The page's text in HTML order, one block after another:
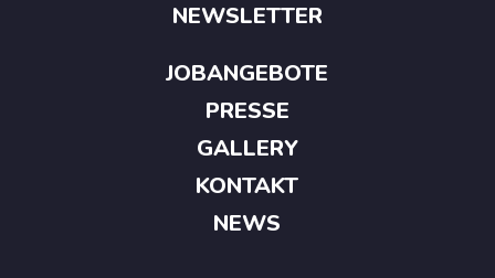
NEWSLETTER
JOBANGEBOTE
PRESSE
GALLERY
KONTAKT
NEWS